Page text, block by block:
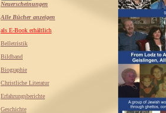
Neuerscheinungen
Alle Bücher anzeigen
als E-Book erhältlich
Belletristik
Bildband
Biographie
Christliche Literatur
Erfahrungsberichte
Geschichte